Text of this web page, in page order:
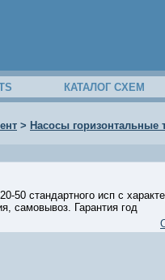
КАТАЛОГ СХЕМ
> Насосы
стандартного исп с
самовывоз. Гарантия год